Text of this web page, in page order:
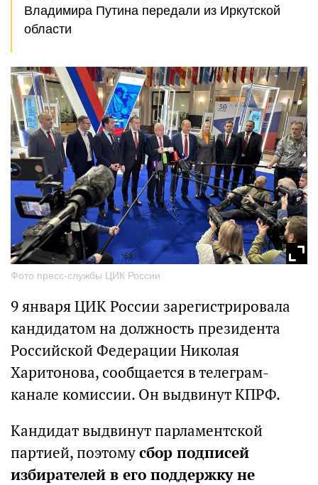
Владимира Путина передали из Иркутской
области
Фото пресс-службы ЦИК России
9 января ЦИК России зарегистрировала
кандидатом на должность президента
Российской Федерации Николая
Харитонова, сообщается в телеграм-
канале комиссии. Он выдвинут КПРФ.
Кандидат выдвинут парламентской
партией, поэтомусбор подписей
избирателей в его поддержку не